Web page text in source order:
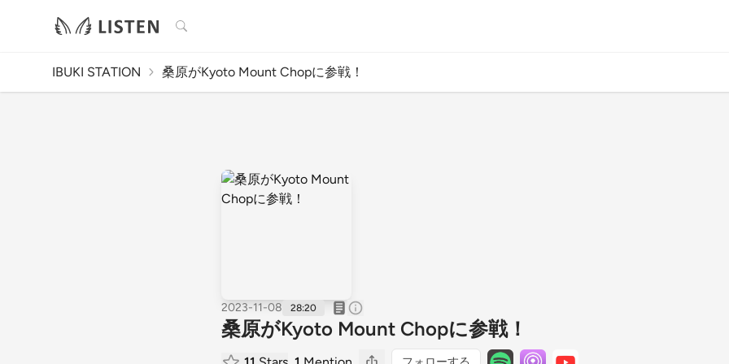
検索
IBUKI STATION 桑原がKyoto Mount Chopに参戦！
2023-11-08 28:20
桑原がKyoto Mount Chopに参戦！